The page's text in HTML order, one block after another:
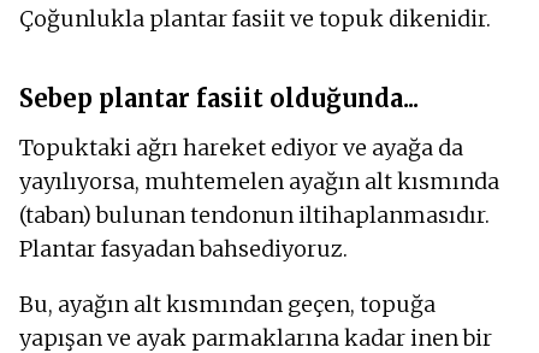
Çoğunlukla plantar fasiit ve topuk dikenidir.
Sebep plantar fasiit olduğunda...
Topuktaki ağrı hareket ediyor ve ayağa da
yayılıyorsa, muhtemelen ayağın alt kısmında
(taban) bulunan tendonun iltihaplanmasıdır.
Plantar fasyadan bahsediyoruz.
Bu, ayağın alt kısmından geçen, topuğa
yapışan ve ayak parmaklarına kadar inen bir